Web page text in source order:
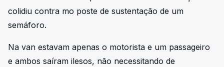
colidiu contra mo poste de sustentação de um
semáforo.
Na van estavam apenas o motorista e um passageiro
e ambos saíram ilesos, não necessitando de